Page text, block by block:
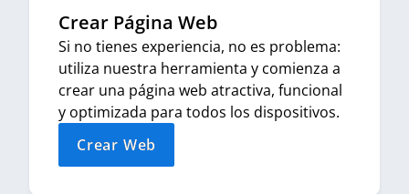
Crear Página Web
Si no tienes experiencia, no es problema:
utiliza nuestra herramienta y comienza a
crear una página web atractiva, funcional
y optimizada para todos los dispositivos.
Crear Web